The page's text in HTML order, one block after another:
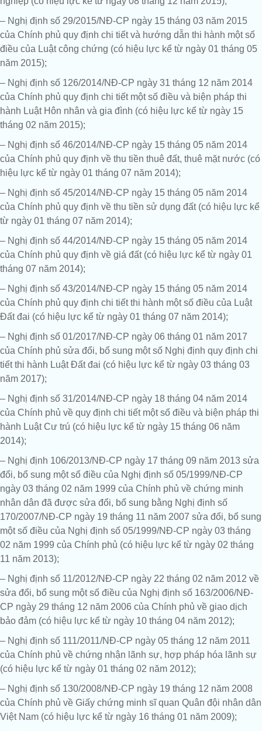
– Nghị định số 29/2015/NĐ-CP ngày 15 tháng 03 năm 2015
của Chính phủ quy định chi tiết và hướng dẫn thi hành một số
điều của Luật công chứng (có hiệu lực kể từ ngày 01 tháng 05
năm 2015);
– Nghị định số 126/2014/NĐ-CP ngày 31 tháng 12 năm 2014
của Chính phủ quy định chi tiết một số điều và biện pháp thi
hành Luật Hôn nhân và gia đình (có hiệu lực kể từ ngày 15
tháng 02 năm 2015);
– Nghị định số 46/2014/NĐ-CP ngày 15 tháng 05 năm 2014
của Chính phủ quy định về thu tiền thuê đất, thuê mặt nước (có
hiệu lực kể từ ngày 01 tháng 07 năm 2014);
– Nghị định số 45/2014/NĐ-CP ngày 15 tháng 05 năm 2014
của Chính phủ quy định về thu tiền sử dụng đất (có hiệu lực kể
từ ngày 01 tháng 07 năm 2014);
– Nghị định số 44/2014/NĐ-CP ngày 15 tháng 05 năm 2014
của Chính phủ quy định về giá đất (có hiệu lực kể từ ngày 01
tháng 07 năm 2014);
– Nghị định số 43/2014/NĐ-CP ngày 15 tháng 05 năm 2014
của Chính phủ quy định chi tiết thi hành một số điều của Luật
Đất đai (có hiệu lực kể từ ngày 01 tháng 07 năm 2014);
– Nghị định số 01/2017/NĐ-CP ngày 06 tháng 01 năm 2017
của Chính phủ sửa đổi, bổ sung một số Nghị định quy định chi
tiết thi hành Luật Đất đai (có hiệu lực kể từ ngày 03 tháng 03
năm 2017);
– Nghị định số 31/2014/NĐ-CP ngày 18 tháng 04 năm 2014
của Chính phủ về quy định chi tiết một số điều và biện pháp thi
hành Luật Cư trú (có hiệu lực kể từ ngày 15 tháng 06 năm
2014);
– Nghị định 106/2013/NĐ-CP ngày 17 tháng 09 năm 2013 sửa
đổi, bổ sung một số điều của Nghị định số 05/1999/NĐ-CP
ngày 03 tháng 02 năm 1999 của Chính phủ về chứng minh
nhân dân đã được sửa đổi, bổ sung bằng Nghị định số
170/2007/NĐ-CP ngày 19 tháng 11 năm 2007 sửa đổi, bổ sung
một số điều của Nghị định số 05/1999/NĐ-CP ngày 03 tháng
02 năm 1999 của Chính phủ (có hiệu lực kể từ ngày 02 tháng
11 năm 2013);
– Nghị định số 11/2012/NĐ-CP ngày 22 tháng 02 năm 2012 về
sửa đổi, bổ sung một số điều của Nghị định số 163/2006/NĐ-
CP ngày 29 tháng 12 năm 2006 của Chính phủ về giao dịch
bảo đảm (có hiệu lực kể từ ngày 10 tháng 04 năm 2012);
– Nghị định số 111/2011/NĐ-CP ngày 05 tháng 12 năm 2011
của Chính phủ về chứng nhận lãnh sự, hợp pháp hóa lãnh sự
(có hiệu lực kể từ ngày 01 tháng 02 năm 2012);
– Nghị định số 130/2008/NĐ-CP ngày 19 tháng 12 năm 2008
của Chính phủ về Giấy chứng minh sĩ quan Quân đội nhân dân
Việt Nam (có hiệu lực kể từ ngày 16 tháng 01 năm 2009);